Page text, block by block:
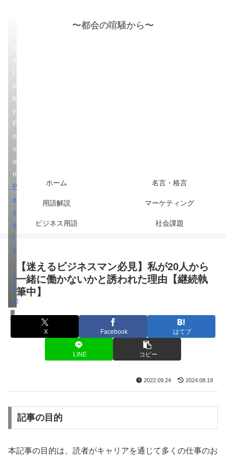
〜都会の喧騒から〜
ホーム 名言・格言
用語解説 マーケティング
ビジネス用語 社会課題
【迷えるビジネスマン必見】私が20人から
一緒に働かないかと誘われた理由【継続執
筆中】
ビジネス
o
t
o
b
y
F
o
x
o
n
P
e
x
e
l
s
c
o
m
X Facebook はてブ
LINE コピー
2022.09.24 2024.08.19
記事の目的
本記事の目的は、読者がキャリアを通じて多くの仕事のお